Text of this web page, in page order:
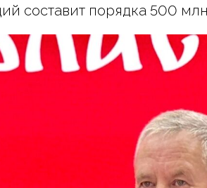
составит порядка 500